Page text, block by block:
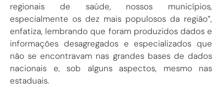
regionais de saúde, nossos municípios,
especialmente os dez mais populosos da região”,
enfatiza, lembrando que foram produzidos dados e
informações desagregados e especializados que
não se encontravam nas grandes bases de dados
nacionais e, sob alguns aspectos, mesmo nas
estaduais.